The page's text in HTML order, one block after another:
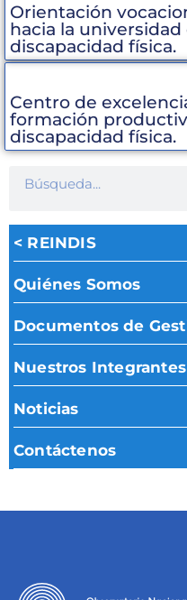
Orientación
hacia la
discapacidad física.
Centro de
formación
discapacidad física.
< REINDIS
Quiénes Somos
Documentos de
Nuestros Integrantes
Noticias
Contáctenos